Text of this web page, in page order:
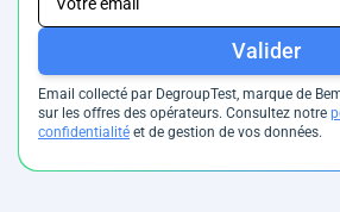
Valider
Email collecté par DegroupTest, marque de
sur les offres des opérateurs. Consultez notre
confidentialité et de gestion de vos données.